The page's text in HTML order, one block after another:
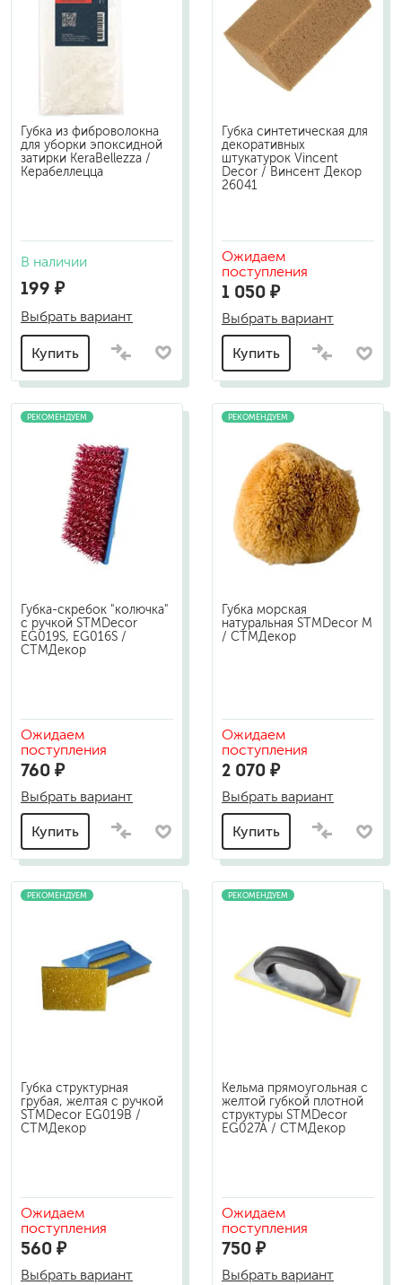
Губка из фиброволокна
для уборки эпоксидной
затирки KeraBellezza /
Керабеллецца
В наличии
199 ₽
Выбрать вариант
Купить
Губка синтетическая для
декоративных
штукатурок Vincent
Decor / Винсент Декор
26041
Ожидаем
поступления
1 050 ₽
Выбрать вариант
Купить
РЕКОМЕНДУЕМ
Губка-скребок "колючка"
с ручкой STMDecor
EG019S, EG016S /
СТМДекор
Ожидаем
поступления
760 ₽
Выбрать вариант
Купить
РЕКОМЕНДУЕМ
Губка морская
натуральная STMDecor M
/ СТМДекор
Ожидаем
поступления
2 070 ₽
Выбрать вариант
Купить
РЕКОМЕНДУЕМ
Губка структурная
грубая, желтая с ручкой
STMDecor EG019B /
СТМДекор
Ожидаем
поступления
560 ₽
Выбрать вариант
РЕКОМЕНДУЕМ
Кельма прямоугольная с
желтой губкой плотной
структуры STMDecor
EG027A / СТМДекор
Ожидаем
поступления
750 ₽
Выбрать вариант